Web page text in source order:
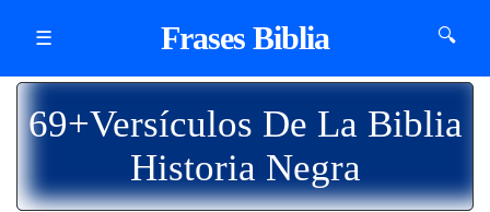
☰ Frases Biblia 🔍
69+Versículos De La Biblia
Historia Negra